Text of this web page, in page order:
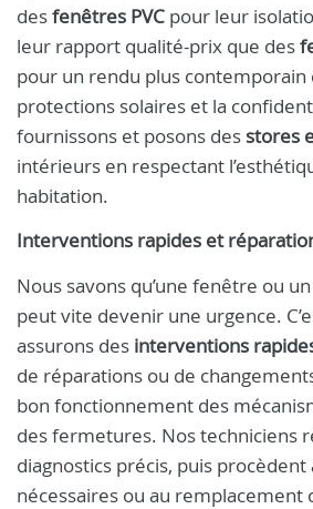
desfenêtres PVC pour leur
leur rapport qualité-prix que des
pour un rendu plus contemporain
protections solaires et la
fournissons et posons des stores
intérieurs en respectant
habitation.
Interventions rapides et
Nous savons qu’une fenêtre ou
peut vite devenir une urgence.
assurons des interventions
de réparations ou de
bon fonctionnement des
des fermetures. Nos techniciens
diagnostics précis, puis
nécessaires ou au remplacement